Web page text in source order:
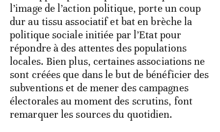
l’image de l’action politique, porte un coup
dur au tissu associatif et bat en brèche la
politique sociale initiée par l’Etat pour
répondre à des attentes des populations
locales. Bien plus, certaines associations ne
sont créées que dans le but de bénéficier des
subventions et de mener des campagnes
électorales au moment des scrutins, font
remarquer les sources du quotidien.